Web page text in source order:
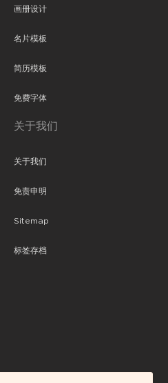
画册设计
名片模板
简历模板
免费字体
关于我们
关于我们
免责申明
Sitemap
标签存档